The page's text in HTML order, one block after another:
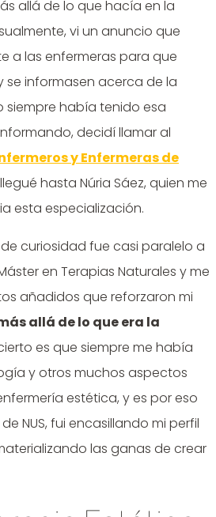
allá de lo que hacía en la
vi un anuncio que
a las enfermeras para que
informasen acerca de la
siempre había tenido esa
decidí llamar al
y Enfermeras de
hasta Núria Sáez, quien me
esta especialización.
curiosidad fue casi paralelo a
en Terapias Naturales y me
añadidos que reforzaron mi
allá de lo que era la
es que siempre me había
y otros muchos aspectos
estética, y es por eso
NUS, fui encasillando mi perfil
las ganas de crear